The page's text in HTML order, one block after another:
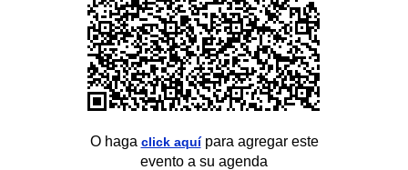
O haga click aquípara agregar este
evento a su agenda